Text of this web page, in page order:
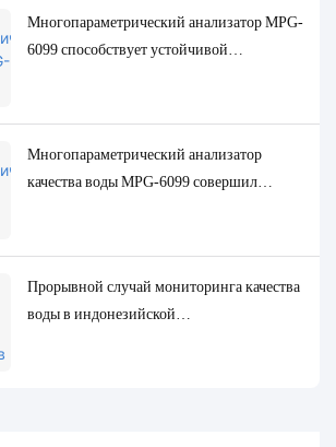
Многопараметрический анализатор MPG-
6099 способствует устойчивой
Многопараметрический анализатор
качества воды MPG-6099 совершил
Прорывной случай мониторинга качества
воды в индонезийской